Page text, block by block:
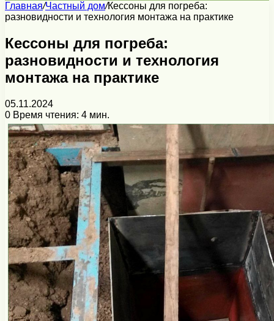
Главная/Частный дом/Кессоны для погреба:
разновидности и технология монтажа на практике
Кессоны для погреба:
разновидности и технология
монтажа на практике
05.11.2024
0 Время чтения: 4 мин.